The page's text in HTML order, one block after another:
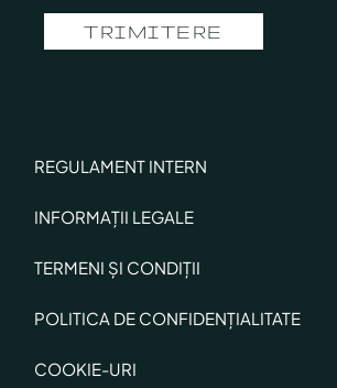
TRIMITERE
REGULAMENT INTERN
INFORMAȚII LEGALE
TERMENI ȘI CONDIȚII
POLITICA DE CONFIDENȚIALITATE
COOKIE-URI